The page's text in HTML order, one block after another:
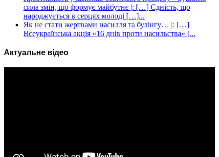
сила змін, що формує майбутнє |: […] Єдність, що
народжується в серцях молоді […]...
Як не стати жертвами насилля та булінгу… |: […]
Всеукраїнська акція «16 днів проти насильства» [...
Актуальне відео